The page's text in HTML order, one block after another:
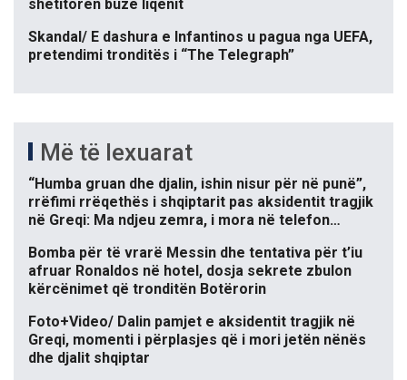
shëtitoren buzë liqenit
Skandal/ E dashura e Infantinos u pagua nga UEFA,
pretendimi tronditës i “The Telegraph”
Më të lexuarat
“Humba gruan dhe djalin, ishin nisur për në punë”,
rrëfimi rrëqethës i shqiptarit pas aksidentit tragjik
në Greqi: Ma ndjeu zemra, i mora në telefon…
Bomba për të vrarë Messin dhe tentativa për t’iu
afruar Ronaldos në hotel, dosja sekrete zbulon
kërcënimet që tronditën Botërorin
Foto+Video/ Dalin pamjet e aksidentit tragjik në
Greqi, momenti i përplasjes që i mori jetën nënës
dhe djalit shqiptar